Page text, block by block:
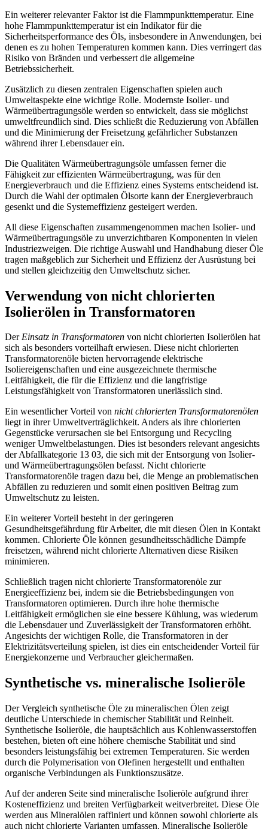
Ein weiterer relevanter Faktor ist die Flammpunkttemperatur. Eine
hohe Flammpunkttemperatur ist ein Indikator für die
Sicherheitsperformance des Öls, insbesondere in Anwendungen, bei
denen es zu hohen Temperaturen kommen kann. Dies verringert das
Risiko von Bränden und verbessert die allgemeine
Betriebssicherheit.
Zusätzlich zu diesen zentralen Eigenschaften spielen auch
Umweltaspekte eine wichtige Rolle. Modernste Isolier- und
Wärmeübertragungsöle werden so entwickelt, dass sie möglichst
umweltfreundlich sind. Dies schließt die Reduzierung von Abfällen
und die Minimierung der Freisetzung gefährlicher Substanzen
während ihrer Lebensdauer ein.
Die Qualitäten Wärmeübertragungsöle umfassen ferner die
Fähigkeit zur effizienten Wärmeübertragung, was für den
Energieverbrauch und die Effizienz eines Systems entscheidend ist.
Durch die Wahl der optimalen Ölsorte kann der Energieverbrauch
gesenkt und die Systemeffizienz gesteigert werden.
All diese Eigenschaften zusammengenommen machen Isolier- und
Wärmeübertragungsöle zu unverzichtbaren Komponenten in vielen
Industriezweigen. Die richtige Auswahl und Handhabung dieser Öle
tragen maßgeblich zur Sicherheit und Effizienz der Ausrüstung bei
und stellen gleichzeitig den Umweltschutz sicher.
Verwendung von nicht chlorierten
Isolierölen in Transformatoren
DerEinsatz in Transformatoren von nicht chlorierten Isolierölen hat
sich als besonders vorteilhaft erwiesen. Diese nicht chlorierten
Transformatorenöle bieten hervorragende elektrische
Isoliereigenschaften und eine ausgezeichnete thermische
Leitfähigkeit, die für die Effizienz und die langfristige
Leistungsfähigkeit von Transformatoren unerlässlich sind.
Ein wesentlicher Vorteil von nicht chlorierten Transformatorenölen
liegt in ihrer Umweltverträglichkeit. Anders als ihre chlorierten
Gegenstücke verursachen sie bei Entsorgung und Recycling
weniger Umweltbelastungen. Dies ist besonders relevant angesichts
der Abfallkategorie 13 03, die sich mit der Entsorgung von Isolier-
und Wärmeübertragungsölen befasst. Nicht chlorierte
Transformatorenöle tragen dazu bei, die Menge an problematischen
Abfällen zu reduzieren und somit einen positiven Beitrag zum
Umweltschutz zu leisten.
Ein weiterer Vorteil besteht in der geringeren
Gesundheitsgefährdung für Arbeiter, die mit diesen Ölen in Kontakt
kommen. Chlorierte Öle können gesundheitsschädliche Dämpfe
freisetzen, während nicht chlorierte Alternativen diese Risiken
minimieren.
Schließlich tragen nicht chlorierte Transformatorenöle zur
Energieeffizienz bei, indem sie die Betriebsbedingungen von
Transformatoren optimieren. Durch ihre hohe thermische
Leitfähigkeit ermöglichen sie eine bessere Kühlung, was wiederum
die Lebensdauer und Zuverlässigkeit der Transformatoren erhöht.
Angesichts der wichtigen Rolle, die Transformatoren in der
Elektrizitätsverteilung spielen, ist dies ein entscheidender Vorteil für
Energiekonzerne und Verbraucher gleichermaßen.
Synthetische vs. mineralische Isolieröle
Der Vergleich synthetische Öle zu mineralischen Ölen zeigt
deutliche Unterschiede in chemischer Stabilität und Reinheit.
Synthetische Isolieröle, die hauptsächlich aus Kohlenwasserstoffen
bestehen, bieten oft eine höhere chemische Stabilität und sind
besonders leistungsfähig bei extremen Temperaturen. Sie werden
durch die Polymerisation von Olefinen hergestellt und enthalten
organische Verbindungen als Funktionszusätze.
Auf der anderen Seite sind mineralische Isolieröle aufgrund ihrer
Kosteneffizienz und breiten Verfügbarkeit weitverbreitet. Diese Öle
werden aus Mineralölen raffiniert und können sowohl chlorierte als
auch nicht chlorierte Varianten umfassen. Mineralische Isolieröle